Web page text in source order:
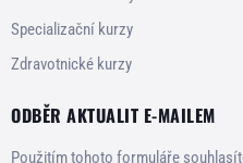
Specializační kurzy
Zdravotnické kurzy
ODBĚR AKTUALIT E-MAILEM
Použitím tohoto formuláře